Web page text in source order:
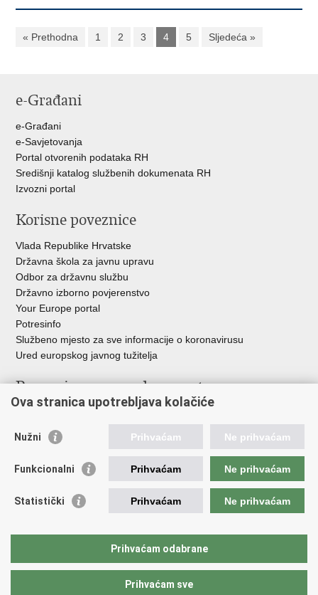
« Prethodna 1 2 3 4 5 Sljedeća »
e-Građani
e-Građani
e-Savjetovanja
Portal otvorenih podataka RH
Središnji katalog službenih dokumenata RH
Izvozni portal
Korisne poveznice
Vlada Republike Hrvatske
Državna škola za javnu upravu
Odbor za državnu službu
Državno izborno povjerenstvo
Your Europe portal
Potresinfo
Službeno mjesto za sve informacije o koronavirusu
Ured europskog javnog tužitelja
Poveznice pravosudnog sustava
Državno odvjetništvo
Ured za suzbijanje korupcije i organiziranog kriminaliteta
Državnoodvjetničko vijeće
Hrvatska odvjetnička komora
Europski pravosudni portal
Ova stranica upotrebljava kolačiće
Nužni Prihvaćam Ne prihvaćam
Funkcionalni Prihvaćam Ne prihvaćam
Statistički Prihvaćam Ne prihvaćam
Prihvaćam odabrane
Prihvaćam sve